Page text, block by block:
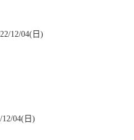
12/04(日)
04(日)